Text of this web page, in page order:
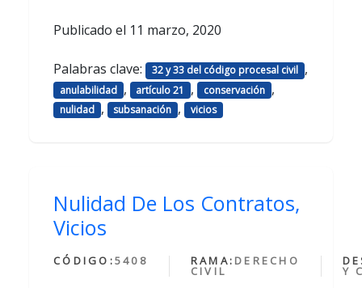
Publicado el 11 marzo, 2020
Palabras clave: 32 y 33 del código procesal civil ,
anulabilidad , artículo 21 , conservación ,
nulidad , subsanación , vicios
Nulidad De Los Contratos,
Vicios
CÓDIGO:5408 RAMA: DERECHO
CIVIL Y